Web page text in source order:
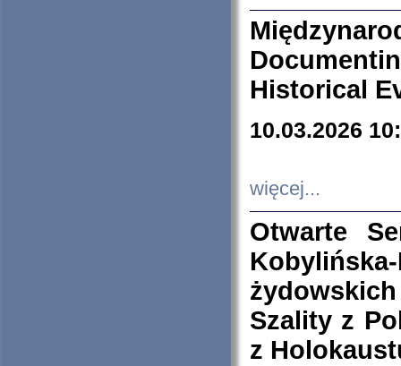
Historical
10.03.2026
więcej...
Otwarte
Szality z
z